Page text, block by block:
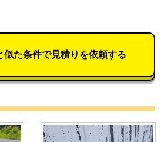
似た条件で見積りを依頼する